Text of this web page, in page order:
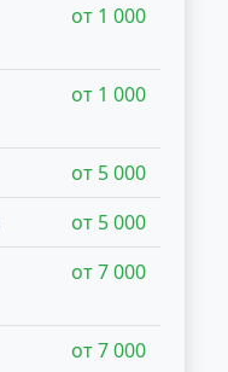
от 1 000
от 1 000
от 5 000
от 5 000
от 7 000
от 7 000